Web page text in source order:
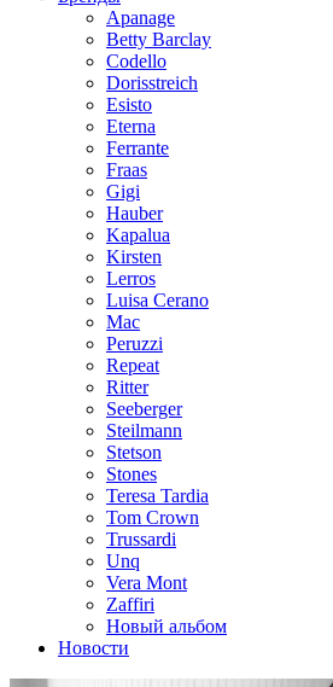
Apanage
Betty Barclay
Codello
Dorisstreich
Esisto
Eterna
Ferrante
Fraas
Gigi
Hauber
Kapalua
Kirsten
Lerros
Luisa Cerano
Mac
Peruzzi
Repeat
Ritter
Seeberger
Steilmann
Stetson
Stones
Teresa Tardia
Tom Crown
Trussardi
Unq
Vera Mont
Zaffiri
Новый альбом
Новости